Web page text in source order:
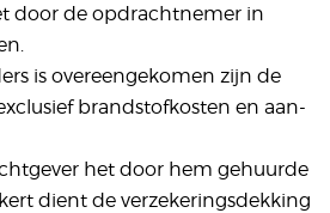
door de opdrachtnemer in
is overeengekomen zijn de
brandstofkosten en aan-
het door hem gehuurde
dient de verzekeringsdekking